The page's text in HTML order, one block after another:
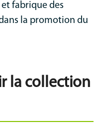
fabrique des
la promotion du
la collection